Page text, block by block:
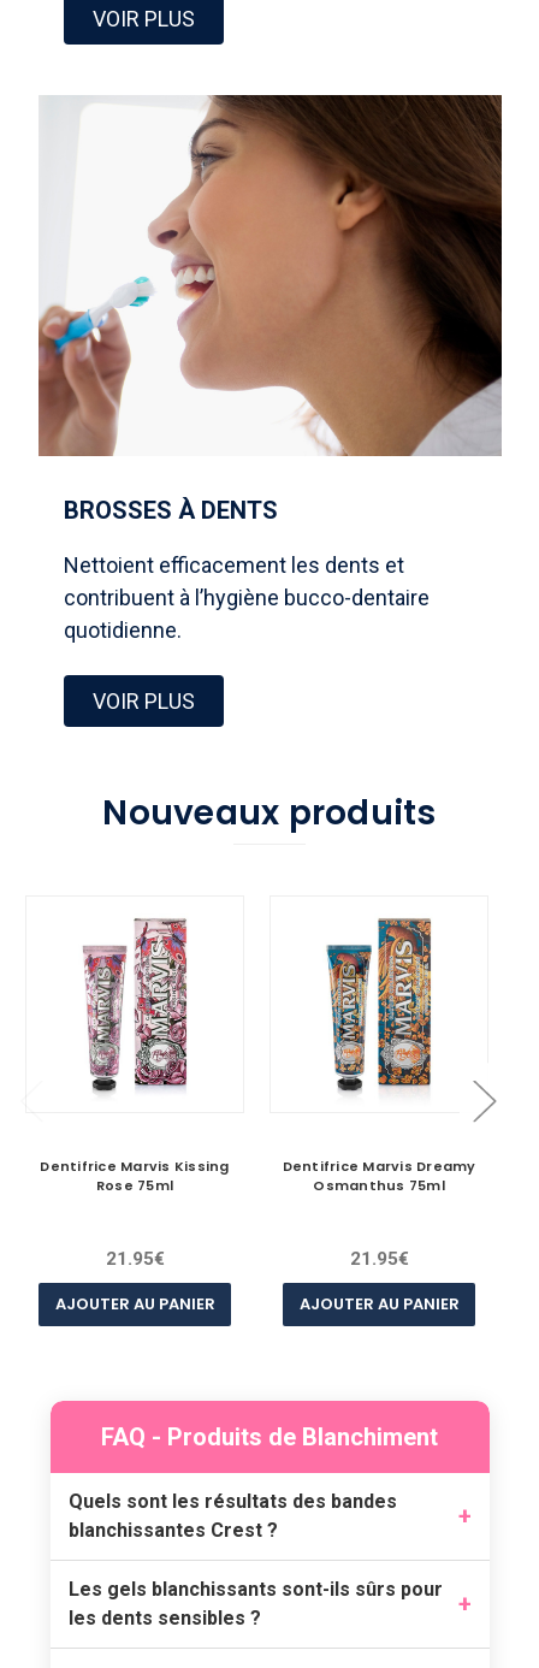
VOIR PLUS
BROSSES À DENTS
Nettoient efficacement les dents et
contribuent à l’hygiène bucco-dentaire
quotidienne.
VOIR PLUS
Nouveaux produits
Dentifrice Marvis Kissing
Rose 75ml
21.95€
AJOUTER AU PANIER
Dentifrice Marvis Dreamy
Osmanthus 75ml
21.95€
AJOUTER AU PANIER
FAQ - Produits de Blanchiment
Quels sont les résultats des bandes
blanchissantes Crest ?
Les gels blanchissants sont-ils sûrs pour
les dents sensibles ?